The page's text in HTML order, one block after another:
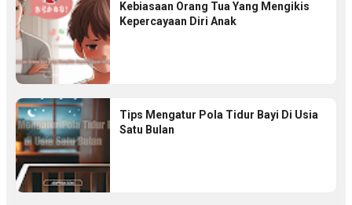
Kebiasaan Orang Tua Yang Mengikis
Kepercayaan Diri Anak
Tips Mengatur Pola Tidur Bayi Di Usia
Satu Bulan